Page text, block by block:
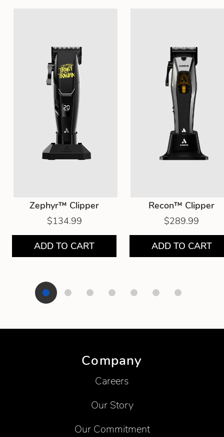
Zephyr™ Clipper
$134.99
ADD TO CART
Recon™ Clipper
$289.99
ADD TO CART
Company
Careers
Our Story
Our Commitment